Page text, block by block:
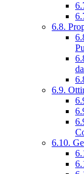
6.8.
6.9.
6.10.